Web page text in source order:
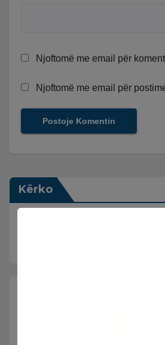
Njoftomë me email për
Njoftomë me email për
Kërko